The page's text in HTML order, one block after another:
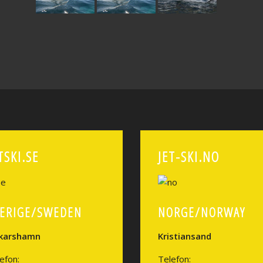
SWEDEN
JET-SKI.NO
NORGE/NORWAY
Kristiansand
Telefon: